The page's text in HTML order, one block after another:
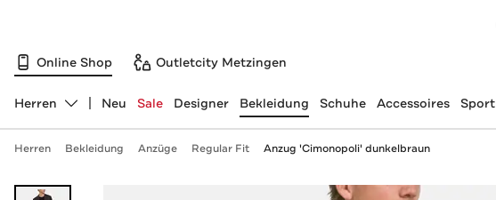
Online Shop Outletcity Metzingen
Abteilung ändern, ausgewählt:
Herren Neu Sale Designer Bekleidung Schuhe Accessoires Sport
Herren Bekleidung Anzüge Regular Fit Anzug 'Cimonopoli' dunkelbraun